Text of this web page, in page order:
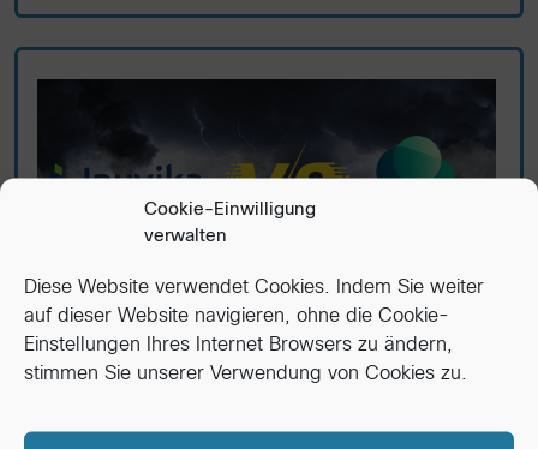
Cookie-Einwilligung
verwalten
Diese Website verwendet Cookies. Indem Sie weiter
auf dieser Website navigieren, ohne die Cookie-
Einstellungen Ihres Internet Browsers zu ändern,
stimmen Sie unserer Verwendung von Cookies zu.
Omnissa Horizon vs Inuvika OVD — VDI
Alternative 2025